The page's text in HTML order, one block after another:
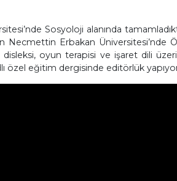
Sosyoloji alanında
Necmettin Erbakan Üniversitesi’nde
oyun terapisi ve işaret dili
özel eğitim dergisinde editörlük